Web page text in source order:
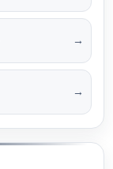
→
→